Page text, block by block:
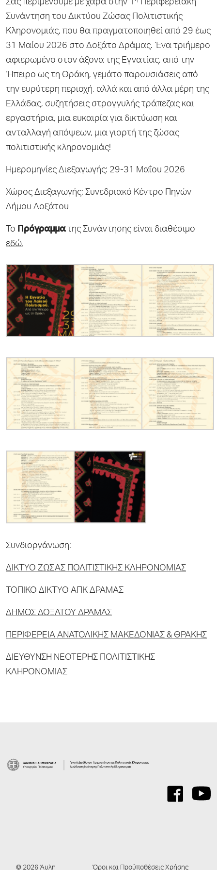
Σας περιμένουμε με χαρά στην 1
Περιφερειακή
Συνάντηση του Δικτύου Ζώσας Πολιτιστικής
Κληρονομιάς, που θα πραγματοποιηθεί από 29 έως
31 Μαΐου 2026 στο Δοξάτο Δράμας. Ένα τριήμερο
αφιερωμένο στον άξονα της Εγνατίας, από την
Ήπειρο ως τη Θράκη, γεμάτο παρουσιάσεις από
την ευρύτερη περιοχή, αλλά και από άλλα μέρη της
Ελλάδας, συζητήσεις στρογγυλής τράπεζας και
εργαστήρια, μια ευκαιρία για δικτύωση και
ανταλλαγή απόψεων, μια γιορτή της ζώσας
πολιτιστικής κληρονομιάς!
Ημερομηνίες Διεξαγωγής: 29-31 Μαΐου 2026
Χώρος Διεξαγωγής: Συνεδριακό Κέντρο Πηγών
Δήμου Δοξάτου
Το Πρόγραμματης Συνάντησης είναι διαθέσιμο
εδώ.
Συνδιοργάνωση:
ΔΙΚΤΥΟ ΖΩΣΑΣ ΠΟΛΙΤΙΣΤΙΚΗΣ ΚΛΗΡΟΝΟΜΙΑΣ
ΤΟΠΙΚΟ ΔΙΚΤΥΟ ΑΠΚ ΔΡΑΜΑΣ
ΔΗΜΟΣ ΔΟΞΑΤΟΥ ΔΡΑΜΑΣ
ΠΕΡΙΦΕΡΕΙΑ ΑΝΑΤΟΛΙΚΗΣ ΜΑΚΕΔΟΝΙΑΣ & ΘΡΑΚΗΣ
ΔΙΕΥΘΥΝΣΗ ΝΕΟΤΕΡΗΣ ΠΟΛΙΤΙΣΤΙΚΗΣ
ΚΛΗΡΟΝΟΜΙΑΣ
© 2026 Άυλη Όροι και Προΰποθέσεις Χρήσης